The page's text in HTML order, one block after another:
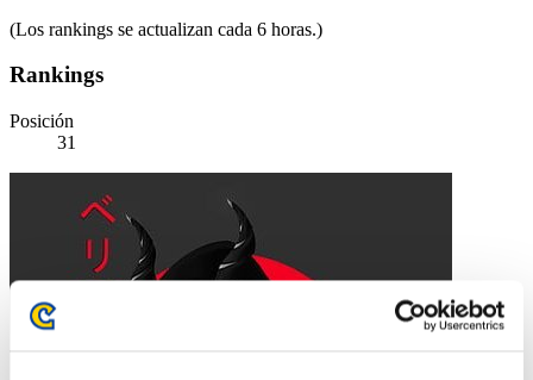
(Los rankings se actualizan cada 6 horas.)
Rankings
Posición
31